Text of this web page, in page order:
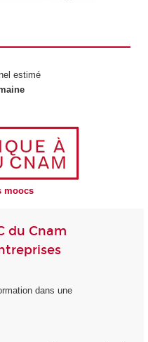
estimé
moocs
du Cnam
dans une